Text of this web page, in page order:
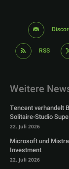
RSS
Weitere
Tencent verhandelt
Solitaire-Studio
22. Juli 2026
Microsoft und
Investment
22. Juli 2026